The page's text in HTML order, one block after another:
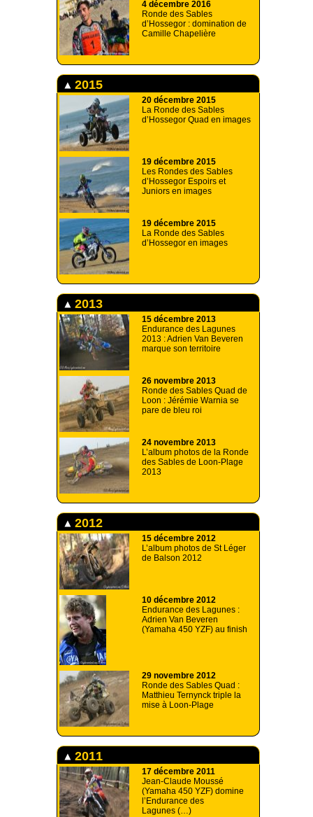
4 décembre 2016
Ronde des Sables
d’Hossegor : domination de
Camille Chapelière
2015
20 décembre 2015
La Ronde des Sables
d’Hossegor Quad en images
19 décembre 2015
Les Rondes des Sables
d’Hossegor Espoirs et
Juniors en images
19 décembre 2015
La Ronde des Sables
d’Hossegor en images
2013
15 décembre 2013
Endurance des Lagunes
2013 : Adrien Van Beveren
marque son territoire
26 novembre 2013
Ronde des Sables Quad de
Loon : Jérémie Warnia se
pare de bleu roi
24 novembre 2013
L’album photos de la Ronde
des Sables de Loon-Plage
2013
2012
15 décembre 2012
L’album photos de St Léger
de Balson 2012
10 décembre 2012
Endurance des Lagunes :
Adrien Van Beveren
(Yamaha 450 YZF) au finish
29 novembre 2012
Ronde des Sables Quad :
Matthieu Ternynck triple la
mise à Loon-Plage
2011
17 décembre 2011
Jean-Claude Moussé
(Yamaha 450 YZF) domine
l’Endurance des
Lagunes (…)